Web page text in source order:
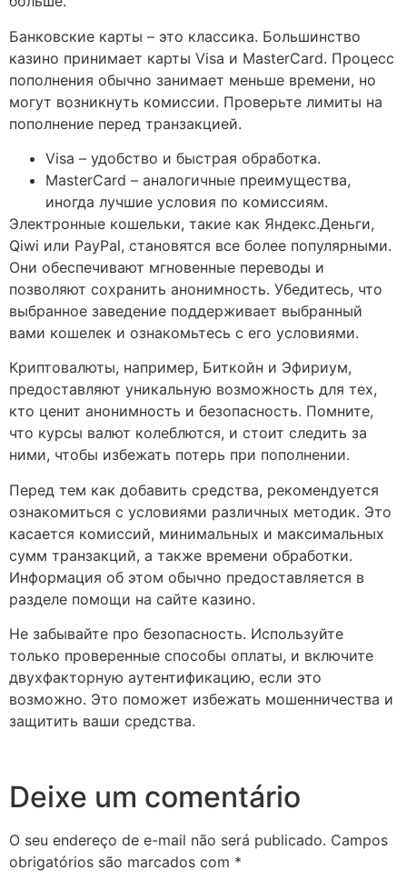
Банковские карты – это классика. Большинство
казино принимает карты Visa и MasterCard. Процесс
пополнения обычно занимает меньше времени, но
могут возникнуть комиссии. Проверьте лимиты на
пополнение перед транзакцией.
Visa – удобство и быстрая обработка.
MasterCard – аналогичные преимущества,
иногда лучшие условия по комиссиям.
Электронные кошельки, такие как Яндекс.Деньги,
Qiwi или PayPal, становятся все более популярными.
Они обеспечивают мгновенные переводы и
позволяют сохранить анонимность. Убедитесь, что
выбранное заведение поддерживает выбранный
вами кошелек и ознакомьтесь с его условиями.
Криптовалюты, например, Биткойн и Эфириум,
предоставляют уникальную возможность для тех,
кто ценит анонимность и безопасность. Помните,
что курсы валют колеблются, и стоит следить за
ними, чтобы избежать потерь при пополнении.
Перед тем как добавить средства, рекомендуется
ознакомиться с условиями различных методик. Это
касается комиссий, минимальных и максимальных
сумм транзакций, а также времени обработки.
Информация об этом обычно предоставляется в
разделе помощи на сайте казино.
Не забывайте про безопасность. Используйте
только проверенные способы оплаты, и включите
двухфакторную аутентификацию, если это
возможно. Это поможет избежать мошенничества и
защитить ваши средства.
Deixe um comentário
O seu endereço de e-mail não será publicado. Campos
obrigatórios são marcados com *